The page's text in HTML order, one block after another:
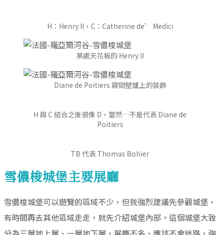
H：Henry II，C：Catherine de’ Medici
某處天花板的 Henry II
Diane de Poitiers 寢間壁爐上的裝飾
H 與 C 結合之後很像 D，當然…不是代表 Diane de
Poitiers
TB 代表 Thomas Bohier
雪儂梭城堡主要展廳
雪儂梭城堡可以遊覽的區域不少，但我強烈建議先參觀城堡，
有時間再去其他區域走走，就先介紹城堡內部。這個城堡大致